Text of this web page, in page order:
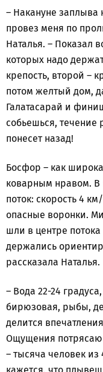
– Накануне заплыва
провез меня по
Наталья. – Показал
которых надо
крепость, второй –
потом желтый дом,
Галатасарай и
собьешься, течение
понесет назад!
Босфор – как
коварным нравом. В
поток: скорость 4
опасные воронки.
шли в центре потока
держались
рассказала Наталья.
– Вода 22-24
бирюзовая, рыбы,
делится
Ощущения
– тысяча человек из